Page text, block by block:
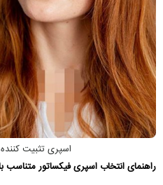
اسپری تثبیت
راهنمای انتخاب اسپری فیکساتور متناسب